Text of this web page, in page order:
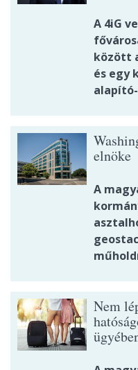
A 4iG
között
és egy
elnöke
A
Nem